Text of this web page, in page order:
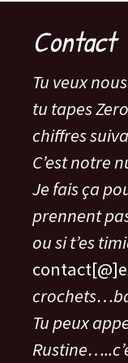
Contact
Tu veux
tu tapes
chiffres
C’est notre
Je fais ça
prennent
ou si t’es
Tu peux